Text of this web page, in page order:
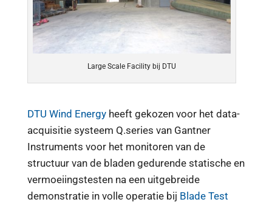
Large Scale Facility bij DTU
DTU Wind Energyheeft gekozen voor het data-
acquisitie systeem Q.series van Gantner
Instruments voor het monitoren van de
structuur van de bladen gedurende statische en
vermoeiingstesten na een uitgebreide
demonstratie in volle operatie bij Blade Test